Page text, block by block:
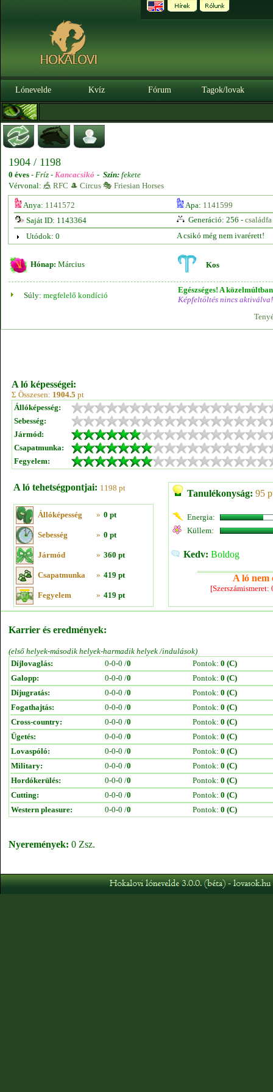
Lónevelde Kvíz Fórum Tagok/lovak
1904 / 1198
0 éves - Fríz - Kancacsikó - Szín: fekete
Vérvonal: 🎪 RFC 🎩 Circus 🎭 Friesian Horses
Anya: 1141572 Apa: 1141599
Saját ID: 1143364
Generáció: 256 - családfa
Utódok: 0
A csikó még nem ivarérett!
Hónap: Március Kos
Súly: megfelelő kondíció
Egészséges! A
Képfeltöltés nincs aktiválva!
A ló képességei:
Σ Összesen: 1904.5 pt
Állóképesség:
Sebesség:
Jármód:
Csapatmunka:
Fegyelem:
A ló tehetségpontjai: 1198 pt
Állóképesség » 0 pt
Sebesség » 0 pt
Jármód » 360 pt
Csapatmunka » 419 pt
Fegyelem » 419 pt
Tanulékonyság: 95
Energia:
Küllem:
Kedv: Boldog
A ló nem
Karrier és eredmények:
(első helyek-második helyek-harmadik helyek /indulások)
Díjlovaglás:
0-0-0 /0 Pontok: 0 (C)
Galopp:
0-0-0 /0 Pontok: 0 (C)
Díjugratás:
0-0-0 /0 Pontok: 0 (C)
Fogathajtás:
0-0-0 /0 Pontok: 0 (C)
Cross-country:
0-0-0 /0 Pontok: 0 (C)
Ügetés:
0-0-0 /0 Pontok: 0 (C)
Lovaspóló:
0-0-0 /0 Pontok: 0 (C)
Military:
0-0-0 /0 Pontok: 0 (C)
Hordókerülés:
0-0-0 /0 Pontok: 0 (C)
Cutting:
0-0-0 /0 Pontok: 0 (C)
Western pleasure:
0-0-0 /0 Pontok: 0 (C)
Nyeremények: 0 Zsz.